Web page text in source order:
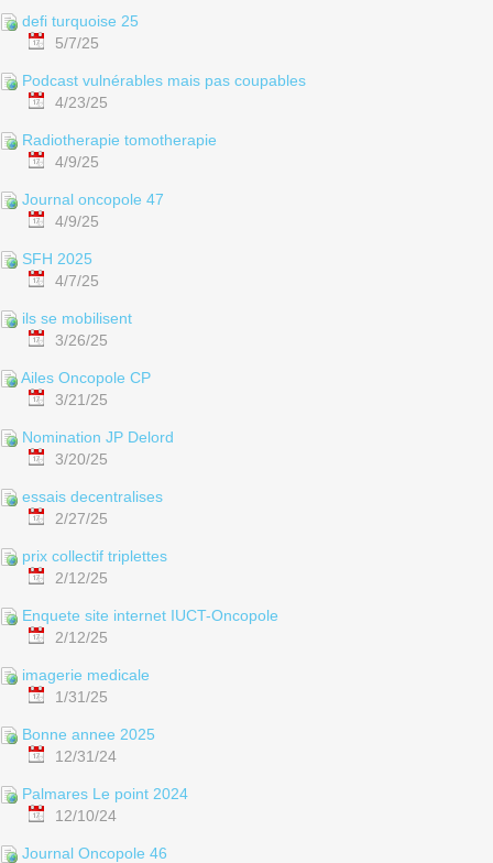
defi turquoise 25
5/7/25
Podcast vulnérables mais pas coupables
4/23/25
Radiotherapie tomotherapie
4/9/25
Journal oncopole 47
4/9/25
SFH 2025
4/7/25
ils se mobilisent
3/26/25
Ailes Oncopole CP
3/21/25
Nomination JP Delord
3/20/25
essais decentralises
2/27/25
prix collectif triplettes
2/12/25
Enquete site internet IUCT-Oncopole
2/12/25
imagerie medicale
1/31/25
Bonne annee 2025
12/31/24
Palmares Le point 2024
12/10/24
Journal Oncopole 46